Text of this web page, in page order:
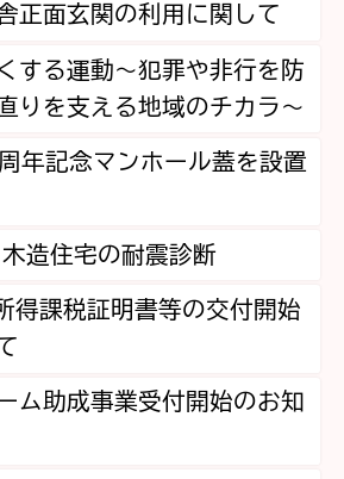
正面玄関の利用に関して
する運動～犯罪や非行を防
りを支える地域のチカラ～
年記念マンホール蓋を設置
造住宅の耐震診断
得課税証明書等の交付開始
ム助成事業受付開始のお知